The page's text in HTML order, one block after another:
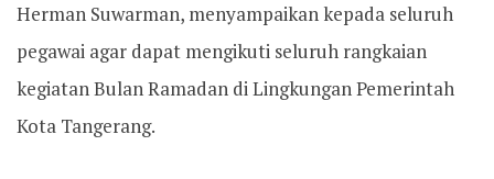
Herman Suwarman, menyampaikan kepada seluruh
pegawai agar dapat mengikuti seluruh rangkaian
kegiatan Bulan Ramadan di Lingkungan Pemerintah
Kota Tangerang.